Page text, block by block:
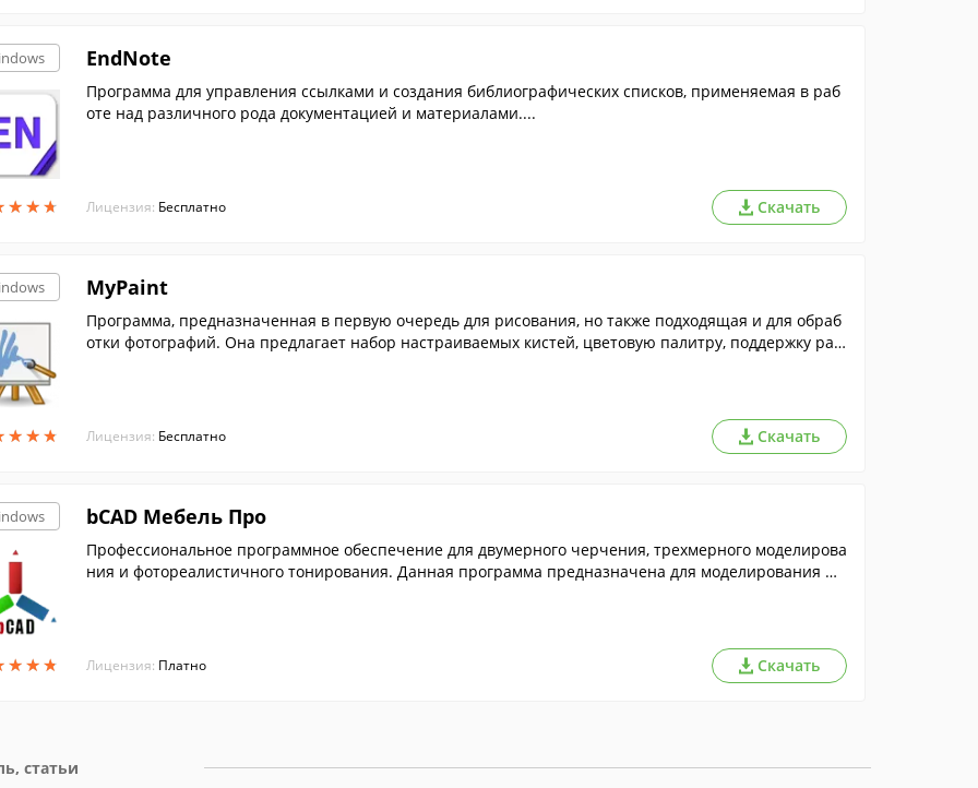
★★★
★★★
EndNote
Программа для управления ссылками и создания библиографических списков, применяемая в раб
оте над различного рода документацией и материалами....
Лицензия: Бесплатно Скачать
★★★
★★★
MyPaint
Программа, предназначенная в первую очередь для рисования, но также подходящая и для обраб
отки фотографий. Она предлагает набор настраиваемых кистей, цветовую палитру, поддержку раз
Лицензия: Бесплатно Скачать
★★★
★★★
bCAD Мебель Про
Профессиональное программное обеспечение для двумерного черчения, трехмерного моделирова
ния и фотореалистичного тонирования. Данная программа предназначена для моделирования ме
Лицензия: Платно Скачать
статьи